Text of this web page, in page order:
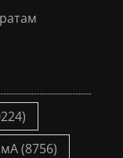
мА(8756)